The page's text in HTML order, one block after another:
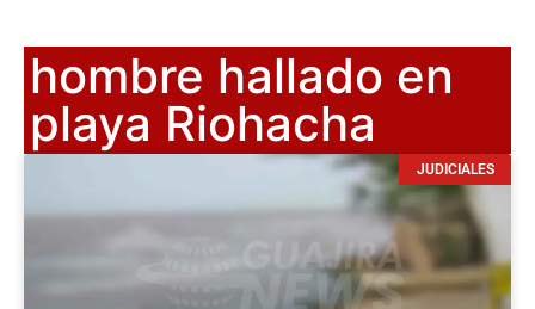
hombre hallado en
playa Riohacha
JUDICIALES